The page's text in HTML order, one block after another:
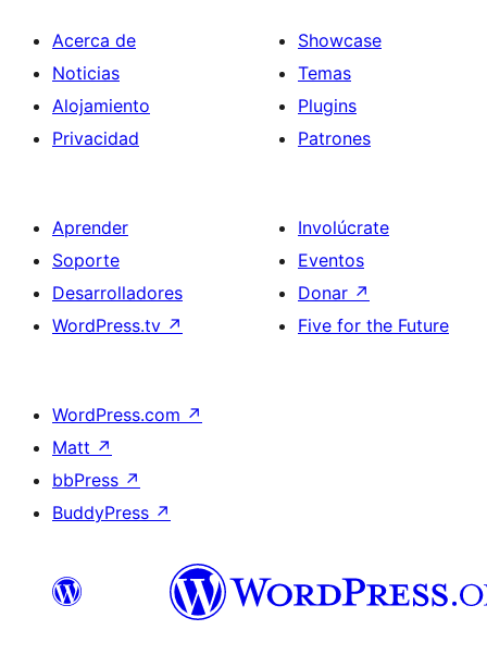
Acerca de
Noticias
Alojamiento
Privacidad
Showcase
Temas
Plugins
Patrones
Aprender
Soporte
Desarrolladores
WordPress.tv ↗
Involúcrate
Eventos
Donar ↗
Five for the Future
WordPress.com ↗
Matt ↗
bbPress ↗
BuddyPress ↗